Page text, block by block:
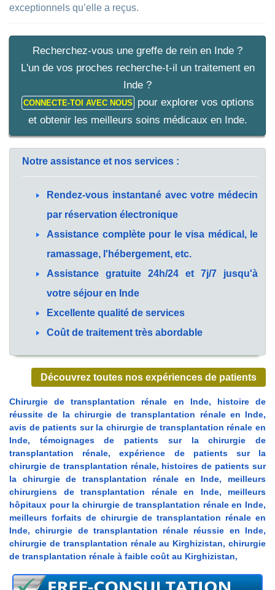
exceptionnels qu’elle a reçus.
Recherchez-vous une greffe de rein en Inde ?
L'un de vos proches recherche-t-il un traitement en
Inde ?
CONNECTE-TOI AVEC NOUS
pour explorer vos options
et obtenir les meilleurs soins médicaux en Inde.
Notre assistance et nos services :
Rendez-vous instantané avec votre médecin
par réservation électronique
Assistance complète pour le visa médical, le
ramassage, l'hébergement, etc.
Assistance gratuite 24h/24 et 7j/7 jusqu'à
votre séjour en Inde
Excellente qualité de services
Coût de traitement très abordable
Découvrez toutes nos expériences de patients
Chirurgie de transplantation rénale en Inde, histoire de
réussite de la chirurgie de transplantation rénale en Inde,
avis de patients sur la chirurgie de transplantation rénale en
Inde, témoignages de patients sur la chirurgie de
transplantation rénale, expérience de patients sur la
chirurgie de transplantation rénale, histoires de patients sur
la chirurgie de transplantation rénale en Inde, meilleurs
chirurgiens de transplantation rénale en Inde, meilleurs
hôpitaux pour la chirurgie de transplantation rénale en Inde,
meilleurs forfaits de chirurgie de transplantation rénale en
Inde, chirurgie de transplantation rénale réussie en Inde,
chirurgie de transplantation rénale au Kirghizistan, chirurgie
de transplantation rénale à faible coût au Kirghizistan,